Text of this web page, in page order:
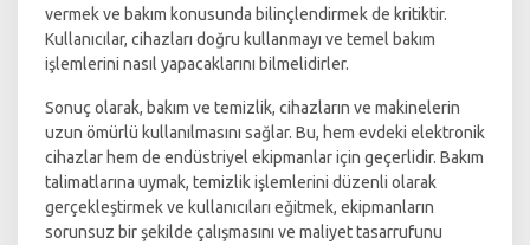
vermek ve bakım konusunda bilinçlendirmek de kritiktir.
Kullanıcılar, cihazları doğru kullanmayı ve temel bakım
işlemlerini nasıl yapacaklarını bilmelidirler.
Sonuç olarak, bakım ve temizlik, cihazların ve makinelerin
uzun ömürlü kullanılmasını sağlar. Bu, hem evdeki elektronik
cihazlar hem de endüstriyel ekipmanlar için geçerlidir. Bakım
talimatlarına uymak, temizlik işlemlerini düzenli olarak
gerçekleştirmek ve kullanıcıları eğitmek, ekipmanların
sorunsuz bir şekilde çalışmasını ve maliyet tasarrufunu